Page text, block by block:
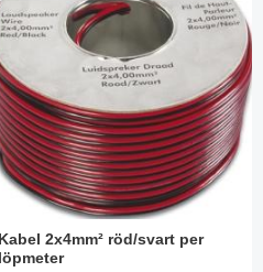
Kabel 2x4mm² röd/svart per
löpmeter